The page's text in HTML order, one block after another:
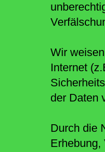
Wir
Internet
der Daten
Durch die
Erhebung,